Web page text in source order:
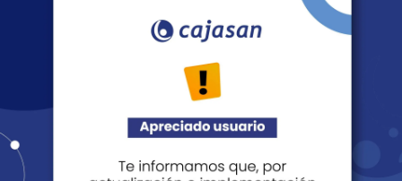
Para cambiar al contenido de tu interés más
adelante recuerda utilizar el menú
Entendido